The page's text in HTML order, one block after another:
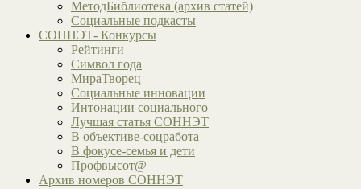
МетодБиблиотека (архив статей)
Социальные подкасты
СОННЭТ- Конкурсы
Рейтинги
Символ года
МираТворец
Социальные инновации
Интонации социального
Лучшая статья СОННЭТ
В объективе-соцработа
В фокусе-семья и дети
Профвысот@
Архив номеров СОННЭТ